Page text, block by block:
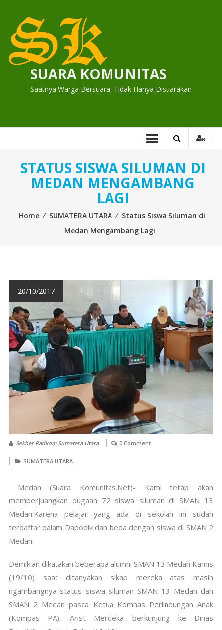
content
SUARA KOMUNITAS
Saatnya Warga Bersuara, Tidak Hanya Disuarakan
STATUS SISWA SILUMAN DI
MEDAN MENGAMBANG
LAGI
Home ⁄ SUMATERA UTARA ⁄ Status Siswa Siluman di
Medan Mengambang Lagi
20/10/2017
Sekber Radkom Sumatera Utara 0 Comment
SUMATERA UTARA
Medan (Suara Komunitas.Net)- Kami tetap akan
memperjuangkan dugaan 72 siswa siluman di SMAN 13
Medan.Karena pelajar yang ada di sekolah ini sudah
terdaftar dalam Dapodik dan beda dengan siswa di SMAN 2
Medan.
Demikian dikatakan beberapa alumni SMAN 13 Medan Kamis
(19/10) saat ditanyakan sikap mereka atas masih
ngambangnya status siswa siluman SMAN 13 Medan dan
SMAN 2 Medan pasca Ketua Komnas Perlindungan Anak
(Kompas PA), Arist Merdeka berkunjung ke Dinas